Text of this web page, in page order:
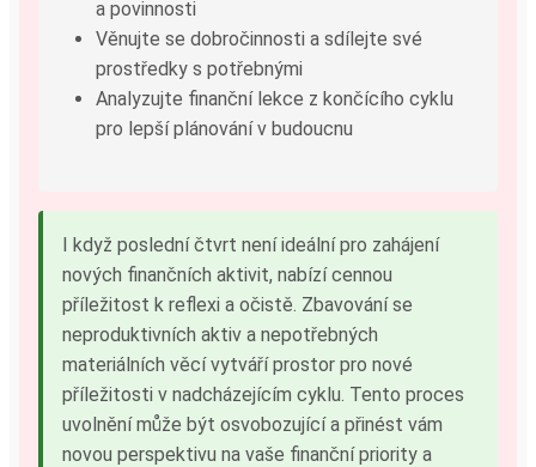
a povinnosti
Věnujte se dobročinnosti a sdílejte své
prostředky s potřebnými
Analyzujte finanční lekce z končícího cyklu
pro lepší plánování v budoucnu
I když poslední čtvrt není ideální pro zahájení
nových finančních aktivit, nabízí cennou
příležitost k reflexi a očistě. Zbavování se
neproduktivních aktiv a nepotřebných
materiálních věcí vytváří prostor pro nové
příležitosti v nadcházejícím cyklu. Tento proces
uvolnění může být osvobozující a přinést vám
novou perspektivu na vaše finanční priority a